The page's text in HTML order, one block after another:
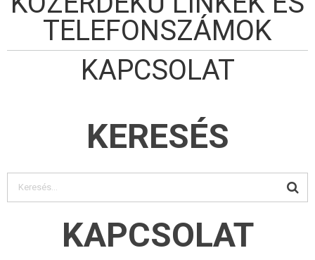
TELEFONSZÁMOK
KAPCSOLAT
KERESÉS
KAPCSOLAT